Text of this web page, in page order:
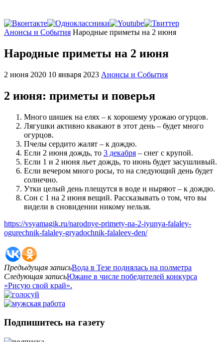
Главная
Анонсы и События Народные приметы на 2 июня
Народные приметы на 2 июня
2 июня 2020 10 января 2023 Анонсы и События
2 июня: приметы и поверья
Много шишек на елях – к хорошему урожаю огурцов.
Лягушки активно квакают в этот день – будет много
огурцов.
Пчелы сердито жалят – к дождю.
Если 2 июня дождь, то 3 декабря – снег с крупой.
Если 1 и 2 июня льет дождь, то июнь будет засушливый.
Если вечером много росы, то на следующий день будет
солнечно.
Утки целый день плещутся в воде и ныряют – к дождю.
Сон с 1 на 2 июня вещий. Рассказывать о том, что вы
видели в сновидении никому нельзя.
https://vsyamagik.ru/narodnye-primety-na-2-iyunya-falaley-
ogurechnik-falaley-gryadochnik-falaleev-den/
Предыдущая записьВода в Тезе поднялась на полметра
Следующая записьЮжане в числе победителей конкурса
«Рисую свой край».
Подпишитесь на газету